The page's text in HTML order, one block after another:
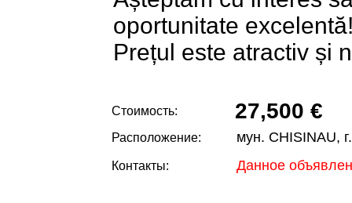
oportunitate
Prețul este atractiv și
Стоимость: 27,500 €
Расположение: мун. CHISINAU,
Контакты: Данное